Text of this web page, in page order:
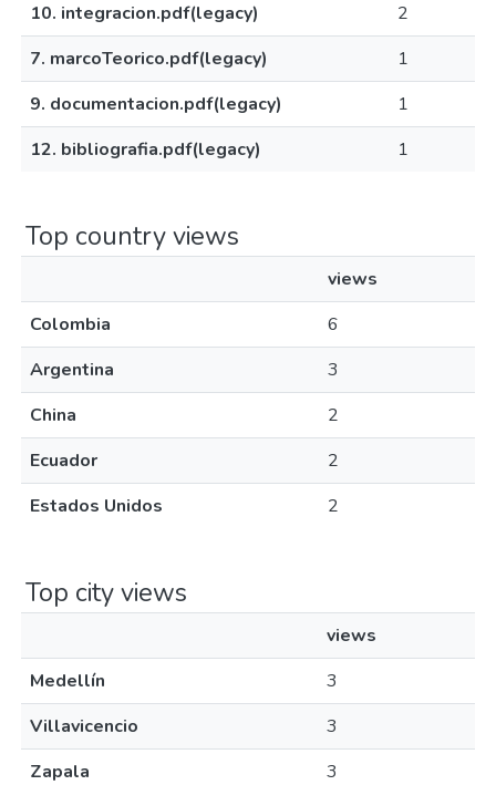
10. integracion.pdf(legacy)
2
7. marcoTeorico.pdf(legacy)
1
9. documentacion.pdf(legacy)
1
12. bibliografia.pdf(legacy)
1
Top country views
views
Colombia
6
Argentina
3
China
2
Ecuador
2
Estados Unidos
2
Top city views
views
Medellín
3
Villavicencio
3
Zapala
3